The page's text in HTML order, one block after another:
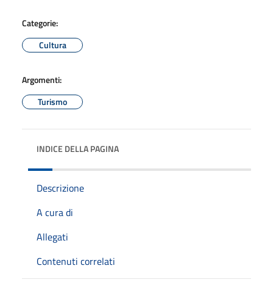
Categorie:
Cultura
Argomenti:
Turismo
INDICE DELLA PAGINA
Descrizione
A cura di
Allegati
Contenuti correlati